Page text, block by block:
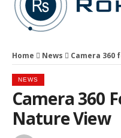
Home News Camera 360
NEWS
Camera 360
Nature View